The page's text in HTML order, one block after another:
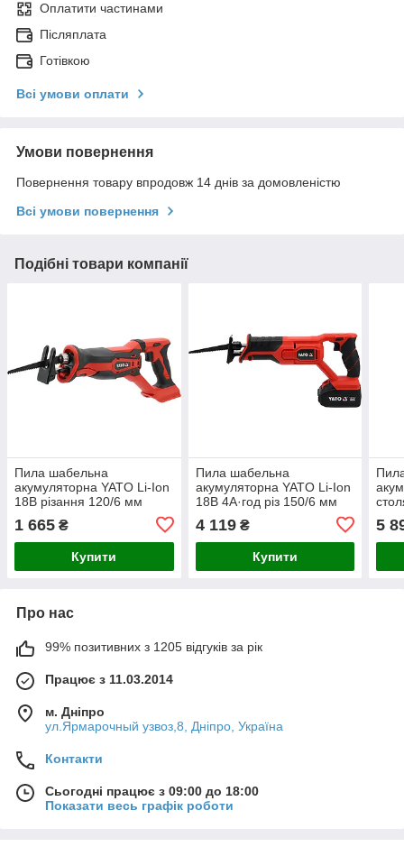
Оплатити частинами
Післяплата
Готівкою
Всі умови оплати
Умови повернення
Повернення товару впродовж 14 днів за домовленістю
Всі умови повернення
Подібні товари компанії
Пила шабельна
акумуляторна YATO Li-Ion
18В різання 120/6 мм
акумулятора YT-828154
1 665 ₴
Купити
Пила шабельна
акумуляторна YATO Li-Ion
18В 4А·год різ 150/6 мм
дерево/ метал YT-828151
4 119₴
Купити
6"/
5
Про нас
99% позитивних з 1205 відгуків за рік
Працює з 11.03.2014
м. Дніпро
ул.Ярмарочный узвоз,8, Дніпро, Україна
Контакти
Сьогодні працює з 09:00 до 18:00
Показати весь графік роботи